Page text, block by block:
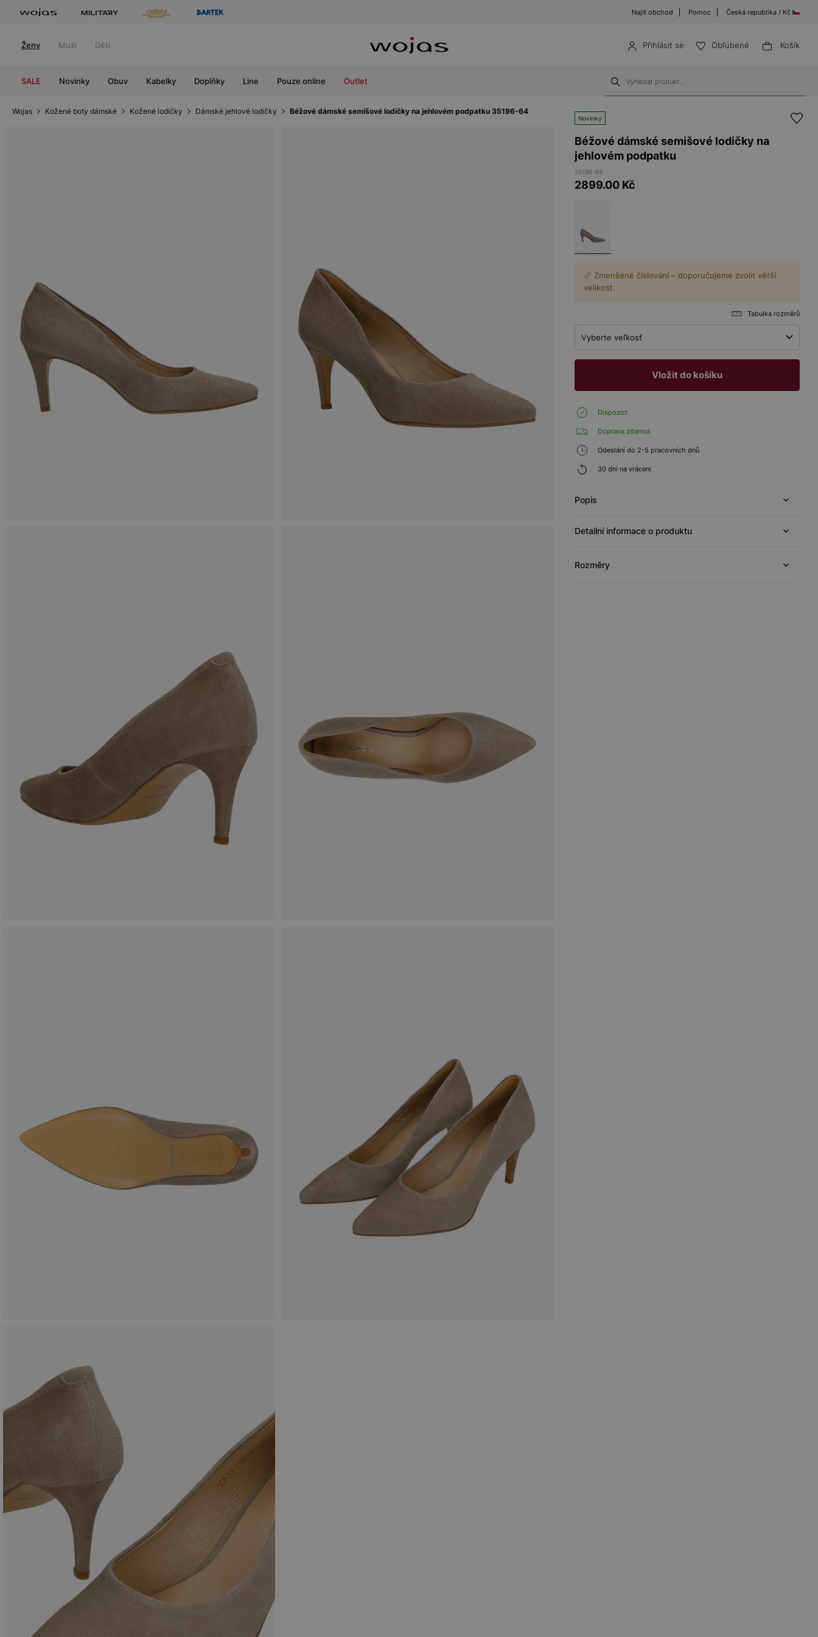
Najít obchod Pomoc Česká republika / Kč
Ženy Muži Děti Přihlásit se Obľúbené Košík
SALE Novinky Obuv Kabelky Doplňky Line Pouze online Outlet
Wojas Kožené boty dámské Kožené lodičky Dámské jehlové lodičky Béžové dámské semišové lodičky na jehlovém podpatku 35196-64
Novinky
Béžové dámské semišové lodičky na
jehlovém podpatku
35196-64
2899.00 Kč
📏 Zmenšené číslování – doporučujeme zvolit větší
velikost.
Tabulka rozměrů
Vyberte veľkosť
Vložit do košíku
Dispozici
Doprava zdarma
Odeslání do 2-5 pracovních dnů
30 dní na vrácení
Popis
Detailní informace o produktu
Rozměry